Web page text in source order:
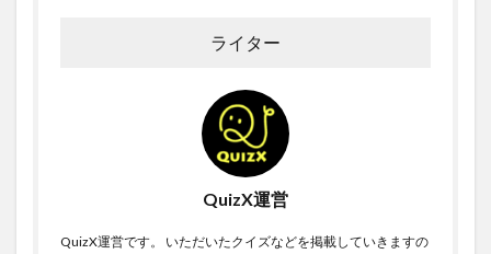
ライター
QuizX運営
QuizX運営です。 いただいたクイズなどを掲載していきますの